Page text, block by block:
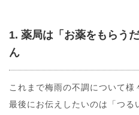
1. 薬局は「お薬をもらう
ん
これまで梅雨の不調について様
最後にお伝えしたいのは「つる